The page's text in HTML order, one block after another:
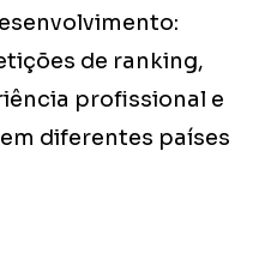
de ranking,
profissional e
diferentes países